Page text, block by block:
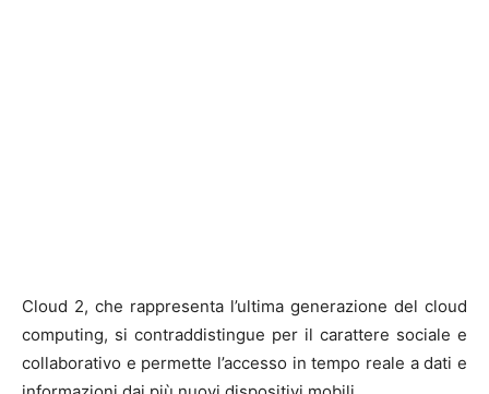
Cloud 2, che rappresenta l’ultima generazione del cloud
computing, si contraddistingue per il carattere sociale e
collaborativo e permette l’accesso in tempo reale a dati e